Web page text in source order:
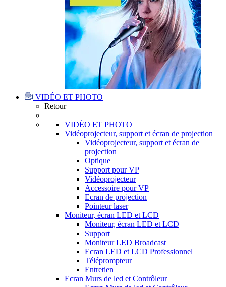
VIDÉO ET PHOTO
Retour
VIDÉO ET PHOTO
Vidéoprojecteur, support et écran de projection
Vidéoprojecteur, support et écran de
projection
Optique
Support pour VP
Vidéoprojecteur
Accessoire pour VP
Ecran de projection
Pointeur laser
Moniteur, écran LED et LCD
Moniteur, écran LED et LCD
Support
Moniteur LED Broadcast
Ecran LED et LCD Professionnel
Téléprompteur
Entretien
Ecran Murs de led et Contrôleur